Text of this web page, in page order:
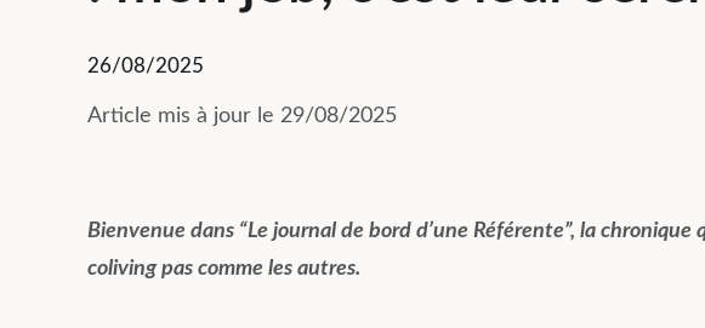
26/08/2025
Article mis à jour le 29/08/2025
Bienvenue dans “Le journal de bord d’une Référente”, la chronique
coliving pas comme les autres.